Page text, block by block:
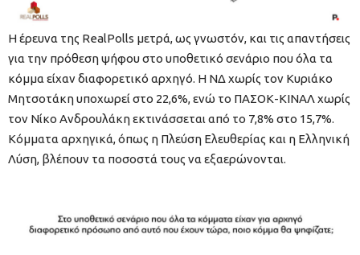
Η έρευνα της RealPolls μετρά, ως γνωστόν, και τις απαντήσεις
για την πρόθεση ψήφου στο υποθετικό σενάριο που όλα τα
κόμμα είχαν διαφορετικό αρχηγό. Η ΝΔ χωρίς τον Κυριάκο
Μητσοτάκη υποχωρεί στο 22,6%, ενώ το ΠΑΣΟΚ-ΚΙΝΑΛ χωρίς
τον Νίκο Ανδρουλάκη εκτινάσσεται από το 7,8% στο 15,7%.
Κόμματα αρχηγικά, όπως η Πλεύση Ελευθερίας και η Ελληνική
Λύση, βλέπουν τα ποσοστά τους να εξαερώνονται.